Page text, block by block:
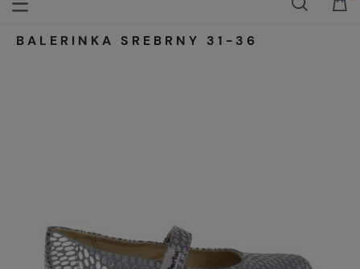
BALERINKA SREBRNY 31-36